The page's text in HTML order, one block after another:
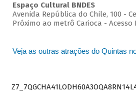
Espaço Cultural BNDES
Avenida República do Chile, 100 -
Próximo ao metrô Carioca - Acesso
Veja as outras atrações do Quintas